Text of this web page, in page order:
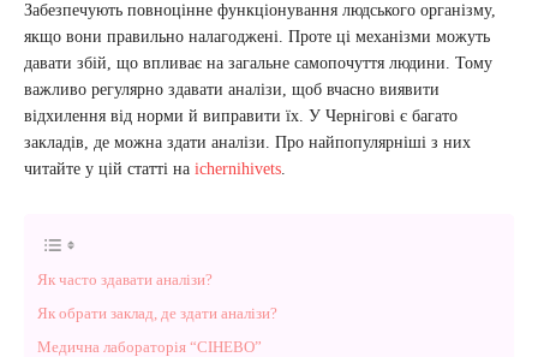
Забезпечують повноцінне функціонування людського організму,
якщо вони правильно налагоджені. Проте ці механізми можуть
давати збій, що впливає на загальне самопочуття людини. Тому
важливо регулярно здавати аналізи, щоб вчасно виявити
відхилення від норми й виправити їх. У Чернігові є багато
закладів, де можна здати аналізи. Про найпопулярніші з них
читайте у цій статті на ichernihivets.
Як часто здавати аналізи?
Як обрати заклад, де здати аналізи?
Медична лабораторія “СІНЕВО”